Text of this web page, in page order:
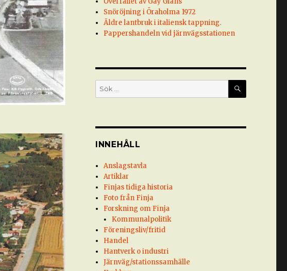
Snöröjning i Öraholma 1972
Äldre lantbruk i italiensk tappning.
Pappershandeln vid järnvägsstationen
Sök
efter:
SÖK
INNEHÅLL
Anslagstavla
Artiklar
Finjas tidiga historia
Foto från Finja
Forskning om Finja
Kommunalpolitik
Föreningsliv/fritid
Handel
Hantverk o industri
Järnväg/stationssamhälle